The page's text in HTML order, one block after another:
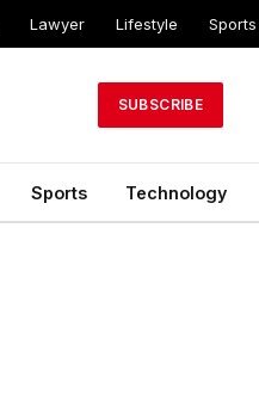
Lawyer Lifestyle Sports
SUBSCRIBE
Sports Technology